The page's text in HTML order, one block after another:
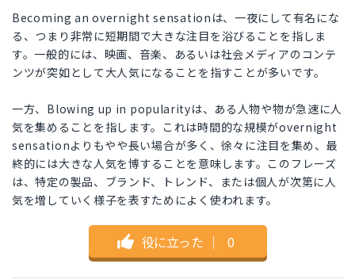
Becoming an overnight sensationは、一夜にして有名にな
る、つまり非常に短期間で大きな注目を浴びることを指しま
す。一般的には、映画、音楽、あるいは社会メディアのコンテ
ンツが突如として大人気になることを指すことが多いです。
一方、Blowing up in popularityは、ある人物や物が急速に人
気を集めることを指します。これは時間的な規模がovernight
sensationよりもやや長い場合が多く、徐々に注目を集め、最
終的には大きな人気を博することを意味します。このフレーズ
は、特定の製品、ブランド、トレンド、または個人が次第に人
気を増していく様子を表すためによく使われます。
役に立った ｜ 0